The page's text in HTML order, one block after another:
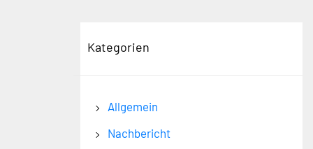
Kategorien
Allgemein
Nachbericht